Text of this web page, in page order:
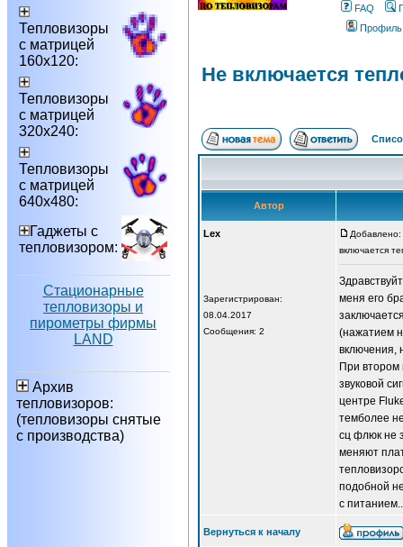
Тепловизоры
с матрицей
160х120:
Тепловизоры
с матрицей
320х240:
Тепловизоры
с матрицей
640х480:
Гаджеты с
тепловизором:
Стационарные
тепловизоры и
пирометры фирмы
LAND
Архив
тепловизоров:
(тепловизоры снятые
с производства)
FAQ
Профиль
Не включается
Автор
Lex
Зарегистрирован:
08.04.2017
Сообщения: 2
включается
меня его
(нажатием
включения,
При втором
звуковой
центре
темболее
сц флюк не
меняют
подобной
с
Вернуться к началу